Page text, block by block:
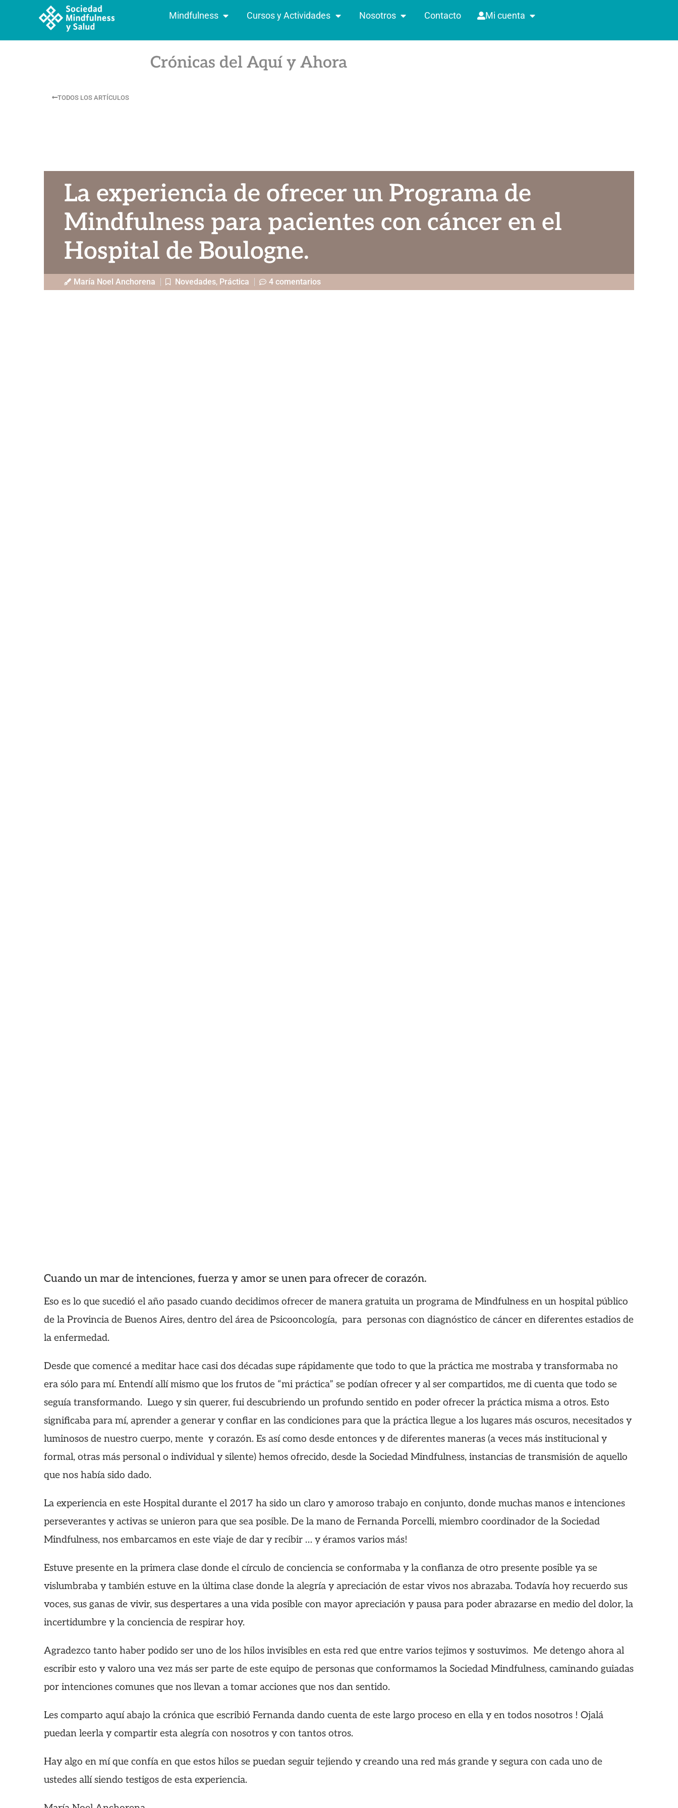
Mindfulness Cursos y Actividades Nosotros Contacto Mi cuenta
Crónicas del Aquí y Ahora
TODOS LOS ARTÍCULOS
La experiencia de ofrecer un Programa de
Mindfulness para pacientes con cáncer en el
Hospital de Boulogne.
María Noel Anchorena Novedades, Práctica 4 comentarios
Cuando un mar de intenciones, fuerza y amor se unen para ofrecer de corazón.
Eso es lo que sucedió el año pasado cuando decidimos ofrecer de manera gratuita un programa de Mindfulness en un hospital público
de la Provincia de Buenos Aires, dentro del área de Psicooncología, para personas con diagnóstico de cáncer en diferentes estadios de
la enfermedad.
Desde que comencé a meditar hace casi dos décadas supe rápidamente que todo to que la práctica me mostraba y transformaba no
era sólo para mí. Entendí allí mismo que los frutos de “mi práctica” se podían ofrecer y al ser compartidos, me di cuenta que todo se
seguía transformando. Luego y sin querer, fui descubriendo un profundo sentido en poder ofrecer la práctica misma a otros. Esto
significaba para mí, aprender a generar y confiar en las condiciones para que la práctica llegue a los lugares más oscuros, necesitados y
luminosos de nuestro cuerpo, mente y corazón. Es así como desde entonces y de diferentes maneras (a veces más institucional y
formal, otras más personal o individual y silente) hemos ofrecido, desde la Sociedad Mindfulness, instancias de transmisión de aquello
que nos había sido dado.
La experiencia en este Hospital durante el 2017 ha sido un claro y amoroso trabajo en conjunto, donde muchas manos e intenciones
perseverantes y activas se unieron para que sea posible. De la mano de Fernanda Porcelli, miembro coordinador de la Sociedad
Mindfulness, nos embarcamos en este viaje de dar y recibir … y éramos varios más!
Estuve presente en la primera clase donde el círculo de conciencia se conformaba y la confianza de otro presente posible ya se
vislumbraba y también estuve en la última clase donde la alegría y apreciación de estar vivos nos abrazaba. Todavía hoy recuerdo sus
voces, sus ganas de vivir, sus despertares a una vida posible con mayor apreciación y pausa para poder abrazarse en medio del dolor, la
incertidumbre y la conciencia de respirar hoy.
Agradezco tanto haber podido ser uno de los hilos invisibles en esta red que entre varios tejimos y sostuvimos. Me detengo ahora al
escribir esto y valoro una vez más ser parte de este equipo de personas que conformamos la Sociedad Mindfulness, caminando guiadas
por intenciones comunes que nos llevan a tomar acciones que nos dan sentido.
Les comparto aquí abajo la crónica que escribió Fernanda dando cuenta de este largo proceso en ella y en todos nosotros ! Ojalá
puedan leerla y compartir esta alegría con nosotros y con tantos otros.
Hay algo en mí que confía en que estos hilos se puedan seguir tejiendo y creando una red más grande y segura con cada uno de
ustedes allí siendo testigos de esta experiencia.